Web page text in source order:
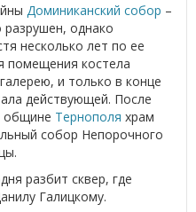
Доминиканский собор –
разрушен, однако
несколько лет по ее
помещения костела
и только в конце
действующей. После
общине Тернополя храм
собор Непорочного
разбит сквер, где
Галицкому.